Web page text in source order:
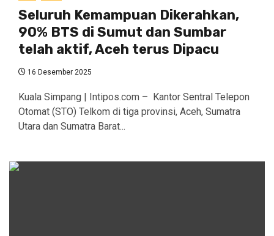
Seluruh Kemampuan Dikerahkan,
90% BTS di Sumut dan Sumbar
telah aktif, Aceh terus Dipacu
16 Desember 2025
Kuala Simpang | Intipos.com – Kantor Sentral Telepon
Otomat (STO) Telkom di tiga provinsi, Aceh, Sumatra
Utara dan Sumatra Barat...